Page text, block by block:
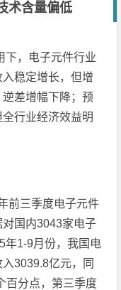
术含量偏低
下，电子元件行业
稳定增长，但增
差增幅下降；预
行业经济效益明
三季度电子元件
国内3043家电子
年1-9月份，我国电
3039.8亿元，同
百分点，第三季度